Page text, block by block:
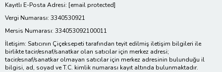
Kayıtlı E-Posta Adresi: [email protected]
Vergi Numarası: 3340530921
Mersis Numarası: 334053092100011
İletişim: Satıcının Çiçeksepeti tarafından teyit edilmiş iletişim bilgileri ile
birlikte tacir/esnaf/sanatkar olan satıcılar için merkez adresi;
tacir/esnaf/sanatkar olmayan satıcılar için merkez adresinin bulunduğu il
bilgisi, ad, soyad ve T.C. kimlik numarası kayıt altında bulunmaktadır.